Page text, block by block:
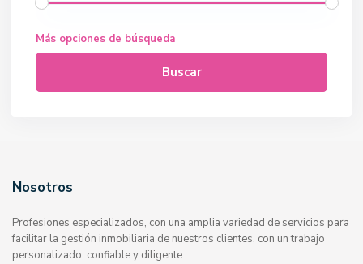
Más opciones de búsqueda
Buscar
Nosotros
Profesiones especializados, con una amplia variedad de servicios para
facilitar la gestión inmobiliaria de nuestros clientes, con un trabajo
personalizado, confiable y diligente.